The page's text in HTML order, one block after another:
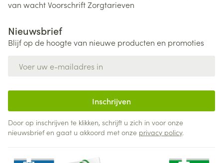
van wachtVoorschriftZorgtarieven
Nieuwsbrief
Blijf op de hoogte van nieuwe producten en promoties
Inschrijven
Door op inschrijven te klikken, schrijft u zich in voor onze
nieuwsbrief en gaat u akkoord met onze privacy policy.